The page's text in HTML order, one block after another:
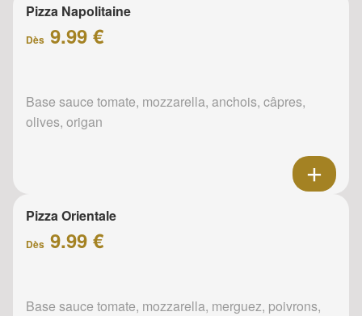
Pizza Napolitaine
Dès 9.99 €
Base sauce tomate, mozzarella, anchois, câpres,
olives, origan
Pizza Orientale
Dès 9.99 €
Base sauce tomate, mozzarella, merguez, poivrons,